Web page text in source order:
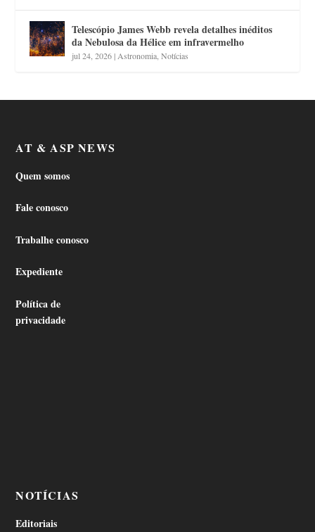
Telescópio James Webb revela detalhes inéditos
da Nebulosa da Hélice em infravermelho
jul 24, 2026| Astronomia ,Notícias
AT & ASP NEWS
Quem somos
Fale conosco
Trabalhe conosco
Expediente
Política de
privacidade
NOTÍCIAS
Editoriais